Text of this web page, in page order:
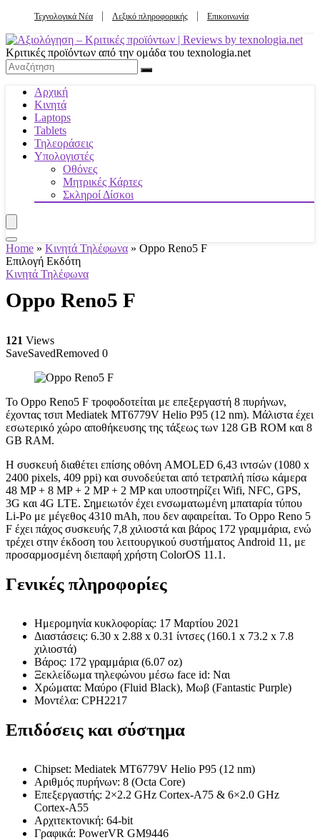
Τεχνολογικά Νέα Λεξικό πληροφορικής Επικοινωνία
Κριτικές προϊόντων από την ομάδα του texnologia.net
Αρχική
Κινητά
Laptops
Tablets
Τηλεοράσεις
Υπολογιστές
Οθόνες
Μητρικές Κάρτες
Σκληροί Δίσκοι
Home » Κινητά Τηλέφωνα » Oppo Reno5 F
Επιλογή Εκδότη
Κινητά Τηλέφωνα
Oppo Reno5 F
121 Views
SaveSavedRemoved 0
Το Oppo Reno5 F τροφοδοτείται με επεξεργαστή 8 πυρήνων,
έχοντας τσιπ Mediatek MT6779V Helio P95 (12 nm). Μάλιστα έχει
εσωτερικό χώρο αποθήκευσης της τάξεως των 128 GB ROM και 8
GB RAM.
Η συσκευή διαθέτει επίσης οθόνη AMOLED 6,43 ιντσών (1080 x
2400 pixels, 409 ppi) και συνοδεύεται από τετραπλή πίσω κάμερα
48 MP + 8 MP + 2 MP + 2 MP και υποστηρίζει Wifi, NFC, GPS,
3G και 4G LTE. Σημειωτόν έχει ενσωματωμένη μπαταρία τύπου
Li-Po με μέγεθος 4310 mAh, που δεν αφαιρείται. Το Oppo Reno 5
F έχει πάχος συσκευής 7,8 χιλιοστά και βάρος 172 γραμμάρια, ενώ
τρέχει στην έκδοση του λειτουργικού συστήματος Android 11, με
προσαρμοσμένη διεπαφή χρήστη ColorOS 11.1.
Γενικές πληροφορίες
Ημερομηνία κυκλοφορίας: 17 Μαρτίου 2021
Διαστάσεις: 6.30 x 2.88 x 0.31 ίντσες (160.1 x 73.2 x 7.8
χιλιοστά)
Βάρος: 172 γραμμάρια (6.07 oz)
Ξεκλείδωμα τηλεφώνου μέσω face id: Ναι
Χρώματα: Μαύρο (Fluid Black), Μωβ (Fantastic Purple)
Μοντέλα: CPH2217
Επιδόσεις και σύστημα
Chipset: Mediatek MT6779V Helio P95 (12 nm)
Αριθμός πυρήνων: 8 (Octa Core)
Επεξεργαστής: 2×2.2 GHz Cortex-A75 & 6×2.0 GHz
Cortex-A55
Αρχιτεκτονική: 64-bit
Γραφικά: PowerVR GM9446